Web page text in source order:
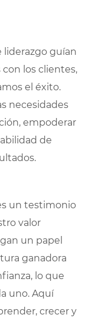
liderazgo guían
con los clientes,
el éxito.
necesidades
empoderar
de
un testimonio
valor
un papel
ganadora
lo que
uno. Aquí
crecer y